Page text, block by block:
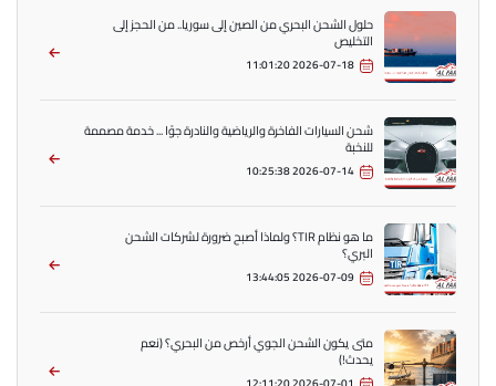
حلول الشحن البحري من الصين إلى سوريا.. من الحجز إلى
التخليص
2026-07-18 11:01:20
شحن السيارات الفاخرة والرياضية والنادرة جوًا ... خدمة مصممة
للنخبة
2026-07-14 10:25:38
ما هو نظام TIR؟ ولماذا أصبح ضرورة لشركات الشحن
البري؟
2026-07-09 13:44:05
متى يكون الشحن الجوي أرخص من البحري؟ (نعم
يحدث!)